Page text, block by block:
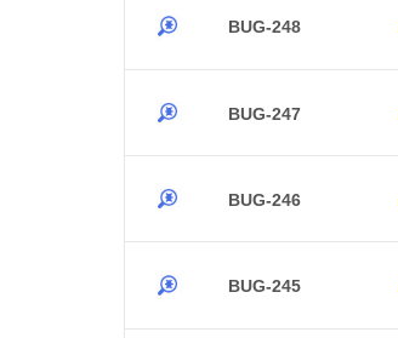
BUG-248
BUG-247
BUG-246
BUG-245